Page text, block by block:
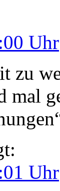
Uhr
zu
mal
Uhr